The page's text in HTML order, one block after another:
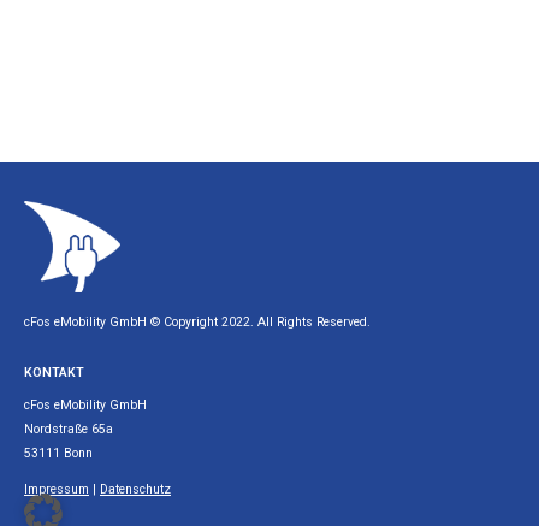
cFos eMobility GmbH © Copyright 2022. All Rights Reserved.
KONTAKT
cFos eMobility GmbH
Nordstraße 65a
53111 Bonn
Impressum Datenschutz